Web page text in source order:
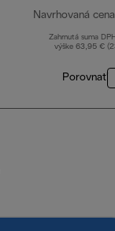
Navrhovaná cena
Zahrnutá suma
výške 63,95 €
Porovnať